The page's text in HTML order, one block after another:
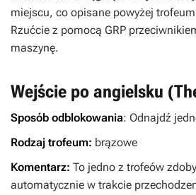
miejscu, co opisane powyżej trofeum
Rzućcie z pomocą GRP
maszynę.
Wejście po angielsku
Sposób odblokowania: Odnajdź
Rodzaj trofeum: brązowe
Komentarz: To jedno z trofeów
automatycznie w trakcie